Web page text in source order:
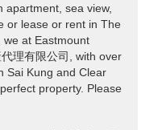
apartment, sea view,
or lease or rent in The
we at Eastmount
理有限公司, with over
Sai Kung and Clear
property. Please